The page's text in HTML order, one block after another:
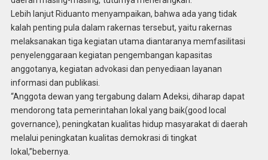
Lebih lanjut Riduanto menyampaikan, bahwa ada yang tidak
kalah penting pula dalam rakernas tersebut, yaitu rakernas
melaksanakan tiga kegiatan utama diantaranya memfasilitasi
penyelenggaraan kegiatan pengembangan kapasitas
anggotanya, kegiatan advokasi dan penyediaan layanan
informasi dan publikasi.
“Anggota dewan yang tergabung dalam Adeksi, diharap dapat
mendorong tata pemerintahan lokal yang baik(good local
governance), peningkatan kualitas hidup masyarakat di daerah
melalui peningkatan kualitas demokrasi di tingkat
lokal,”bebernya.